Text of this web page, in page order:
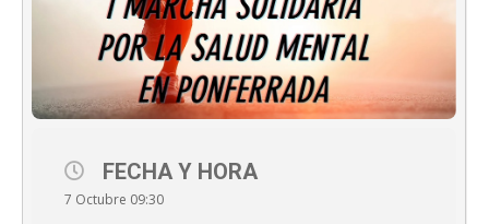
FECHA Y HORA
7 Octubre 09:30